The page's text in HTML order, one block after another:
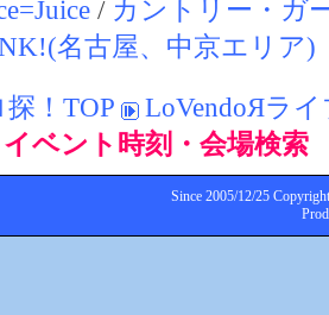
/ カントリー・ガ
名古屋、中京エリア)
！TOP
LoVendoЯライ
イベント時刻・会場検索
Since 2005/12/25